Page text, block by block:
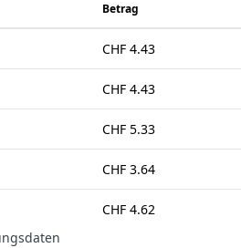
Betrag
CHF 4.43
CHF 4.43
CHF 5.33
CHF 3.64
CHF 4.62